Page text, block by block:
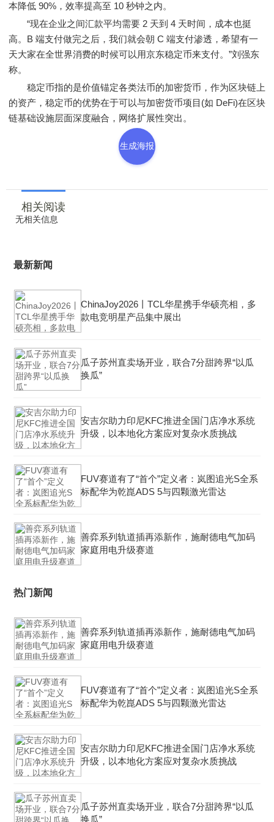
本降低 90%，效率提高至 10 秒钟之内。
“现在企业之间汇款平均需要 2 天到 4 天时间，成本也挺
高。B 端支付做完之后，我们就会朝 C 端支付渗透，希望有一
天大家在全世界消费的时候可以用京东稳定币来支付。”刘强东
称。
稳定币指的是价值锚定各类法币的加密货币，作为区块链上
的资产，稳定币的优势在于可以与加密货币项目(如 DeFi)在区块
链基础设施层面深度融合，网络扩展性突出。
生成海报
相关阅读
无相关信息
最新新闻
ChinaJoy2026丨TCL华星携手华硕亮相，多
款电竞明星产品集中展出
瓜子苏州直卖场开业，联合7分甜跨界“以瓜
换瓜”
安吉尔助力印尼KFC推进全国门店净水系统
升级，以本地化方案应对复杂水质挑战
FUV赛道有了“首个”定义者：岚图追光S全系
标配华为乾崑ADS 5与四颗激光雷达
善弈系列轨道插再添新作，施耐德电气加码
家庭用电升级赛道
热门新闻
善弈系列轨道插再添新作，施耐德电气加码
家庭用电升级赛道
FUV赛道有了“首个”定义者：岚图追光S全系
标配华为乾崑ADS 5与四颗激光雷达
安吉尔助力印尼KFC推进全国门店净水系统
升级，以本地化方案应对复杂水质挑战
瓜子苏州直卖场开业，联合7分甜跨界“以瓜
换瓜”